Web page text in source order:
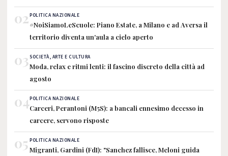
02POLITICA NAZIONALE
#NoiSiamoLeScuole: Piano Estate, a Milano e ad Aversa il
territorio diventa un'aula a cielo aperto
03SOCIETÀ, ARTE E CULTURA
Moda, relax e ritmi lenti: il fascino discreto della città ad
agosto
04POLITICA NAZIONALE
Carceri, Perantoni (M5S): a bancali ennesimo decesso in
carcere, servono risposte
05 POLITICA NAZIONALE
Migranti, Gardini (FdI): "Sanchez fallisce, Meloni guida